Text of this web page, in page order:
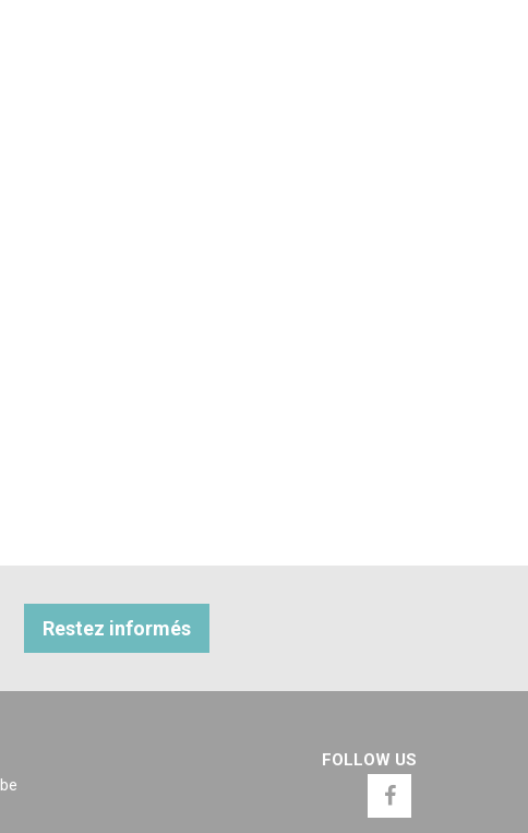
Restez informés
FOLLOW US